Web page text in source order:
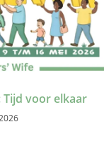
Tijd voor elkaar